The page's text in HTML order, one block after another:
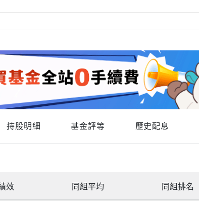
持股明細 基金評等 歷史配息
效
同組平均 同組排名